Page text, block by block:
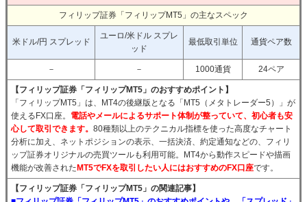
フィリップ証券「フィリップMT5」の主なスペック
米ドル/円 スプレッド
ユーロ/米ドル スプレ
ッド
最低取引単位 通貨ペア数
－ － 1000通貨 24ペア
【フィリップ証券「フィリップMT5」のおすすめポイント】
「フィリップMT5」は、MT4の後継版となる「MT5（メタトレーダー5）」が
使えるFX口座。 電話やメールによるサポート体制が整っていて、初心者も安
心して取引できます。 80種類以上のテクニカル指標を使った高度なチャート
分析に加え、ネットポジションの表示、一括決済、約定通知などの、フィリ
ップ証券オリジナルの売買ツールも利用可能。MT4から動作スピードや描画
機能が改善された MT5でFXを取引したい人にはおすすめのFX口座です。
【フィリップ証券「フィリップMT5」の関連記事】